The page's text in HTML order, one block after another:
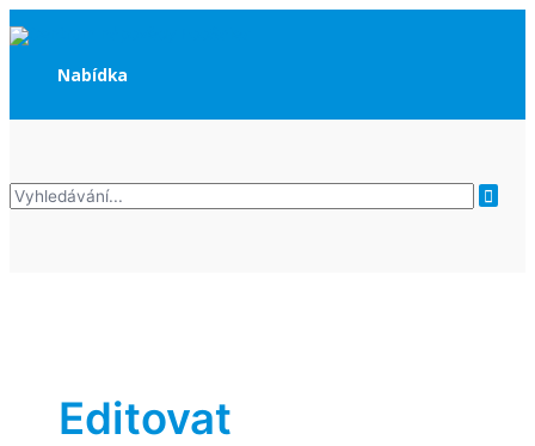
Přeskočit
na
obsah
Nabídka
Nabídka
Editovat
Produkty